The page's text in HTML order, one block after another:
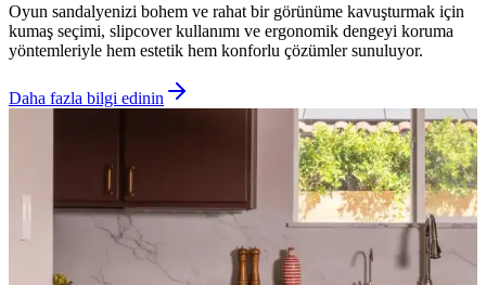
Oyun sandalyenizi bohem ve rahat bir görünüme kavuşturmak için
kumaş seçimi, slipcover kullanımı ve ergonomik dengeyi koruma
yöntemleriyle hem estetik hem konforlu çözümler sunuluyor.
Daha fazla bilgi edinin